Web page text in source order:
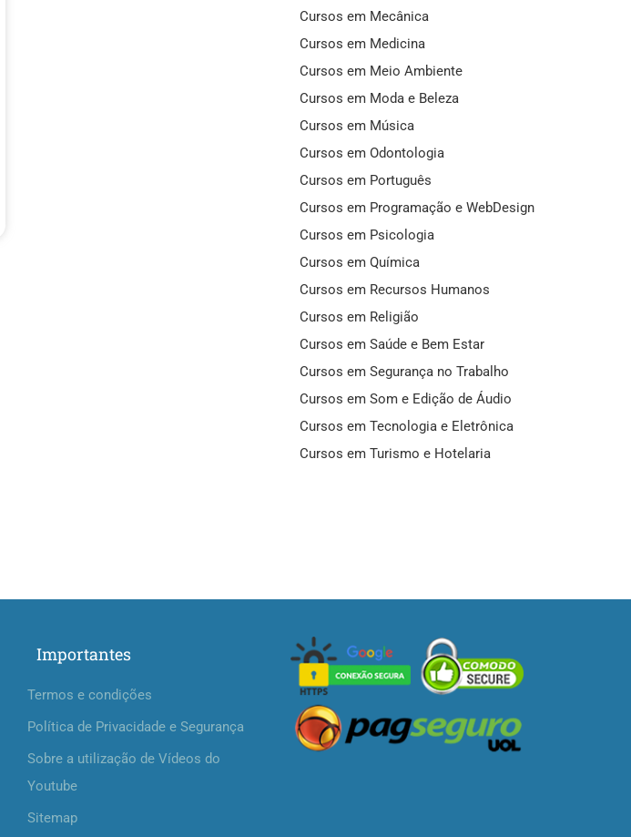
Cursos em Mecânica
Cursos em Medicina
Cursos em Meio Ambiente
Cursos em Moda e Beleza
Cursos em Música
Cursos em Odontologia
Cursos em Português
Cursos em Programação e WebDesign
Cursos em Psicologia
Cursos em Química
Cursos em Recursos Humanos
Cursos em Religião
Cursos em Saúde e Bem Estar
Cursos em Segurança no Trabalho
Cursos em Som e Edição de Áudio
Cursos em Tecnologia e Eletrônica
Cursos em Turismo e Hotelaria
Importantes
Termos e condições
Política de Privacidade e Segurança
Sobre a utilização de Vídeos do
Youtube
Sitemap